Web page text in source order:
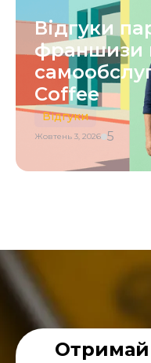
Відгуки
франшизи
Coffee
Відгуки
Жовтень 3, 2026 5
Отримай